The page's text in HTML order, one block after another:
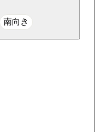
南向き